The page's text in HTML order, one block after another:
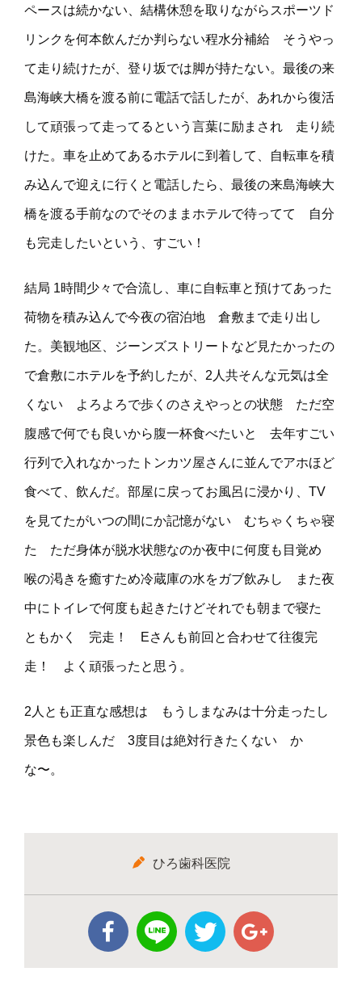
ペースは続かない、結構休憩を取りながらスポーツド
リンクを何本飲んだか判らない程水分補給 そうやっ
て走り続けたが、登り坂では脚が持たない。最後の来
島海峡大橋を渡る前に電話で話したが、あれから復活
して頑張って走ってるという言葉に励まされ 走り続
けた。車を止めてあるホテルに到着して、自転車を積
み込んで迎えに行くと電話したら、最後の来島海峡大
橋を渡る手前なのでそのままホテルで待ってて 自分
も完走したいという、すごい！
結局 1時間少々で合流し、車に自転車と預けてあった
荷物を積み込んで今夜の宿泊地 倉敷まで走り出し
た。美観地区、ジーンズストリートなど見たかったの
で倉敷にホテルを予約したが、2人共そんな元気は全
くない よろよろで歩くのさえやっとの状態 ただ空
腹感で何でも良いから腹一杯食べたいと 去年すごい
行列で入れなかったトンカツ屋さんに並んでアホほど
食べて、飲んだ。部屋に戻ってお風呂に浸かり、TV
を見てたがいつの間にか記憶がない むちゃくちゃ寝
た ただ身体が脱水状態なのか夜中に何度も目覚め
喉の渇きを癒すため冷蔵庫の水をガブ飲みし また夜
中にトイレで何度も起きたけどそれでも朝まで寝た
ともかく 完走！ Eさんも前回と合わせて往復完
走！ よく頑張ったと思う。
2人とも正直な感想は もうしまなみは十分走ったし
景色も楽しんだ 3度目は絶対行きたくない か
な〜。
ひろ歯科医院